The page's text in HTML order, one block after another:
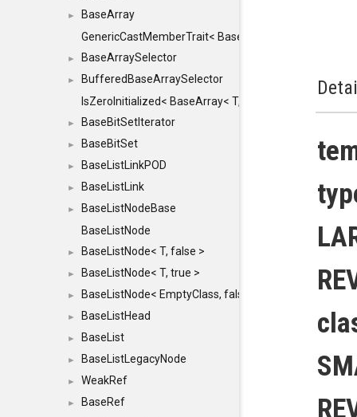
►
BaseArray
GenericCastMemberTrait< BaseArray< TO >,
► BaseArraySelector
►
BufferedBaseArraySelector
IsZeroInitialized< BaseArray< T, MINCHUNKSIZE,
► BaseBitSetIterator
► BaseBitSet
► BaseListLinkPOD
► BaseListLink
►
BaseListNodeBase
BaseListNode
► BaseListNode< T, false >
► BaseListNode< T, true >
► BaseListNode< EmptyClass, false >
► BaseListHead
► BaseList
► BaseListLegacyNode
► WeakRef
► BaseRef